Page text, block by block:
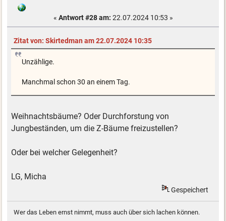
« Antwort #28 am: 22.07.2024 10:53 »
Zitat von: Skirtedman am 22.07.2024 10:35
Unzählige.
Manchmal schon 30 an einem Tag.
Weihnachtsbäume? Oder Durchforstung von
Jungbeständen, um die Z-Bäume freizustellen?
Oder bei welcher Gelegenheit?
LG, Micha
Gespeichert
Wer das Leben ernst nimmt, muss auch über sich lachen können.